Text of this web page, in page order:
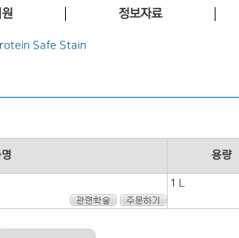
정보자료
Safe Stain
용량
1 L